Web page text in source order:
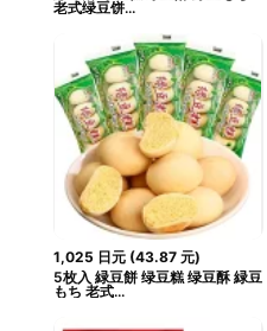
老式绿豆饼...
1,025 日元(43.87 元)
5枚入 緑豆餅 绿豆糕 绿豆酥 緑豆
もち 老式...